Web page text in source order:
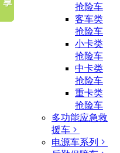
抢险车
客车类
抢险车
小卡类
抢险车
中卡类
抢险车
重卡类
抢险车
多功能应急救
援车
电源车系列